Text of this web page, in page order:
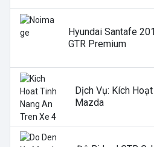
Hyundai Santafe
GTR Premium
Dịch Vụ: Kích
Mazda